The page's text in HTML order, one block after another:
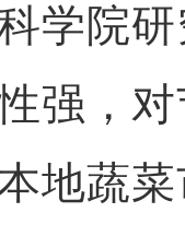
院研
强，
地蔬